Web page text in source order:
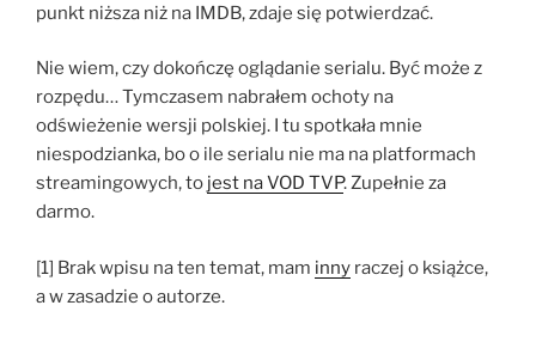
punkt niższa niż na IMDB, zdaje się potwierdzać.
Nie wiem, czy dokończę oglądanie serialu. Być może z
rozpędu… Tymczasem nabrałem ochoty na
odświeżenie wersji polskiej. I tu spotkała mnie
niespodzianka, bo o ile serialu nie ma na platformach
streamingowych, to jest na VOD TVP. Zupełnie za
darmo.
[1] Brak wpisu na ten temat, mam inny raczej o książce,
a w zasadzie o autorze.